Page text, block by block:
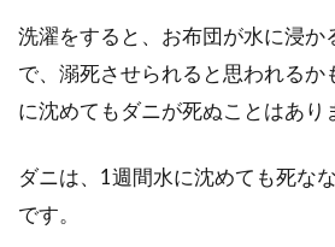
保育園に入園が決ま
が必要となります。
洗濯をすると、お布団が水に浸か
で、溺死させられると思われるか
に沈めてもダニが死ぬことはあり
ダニは、1週間水に沈めても死な
です。